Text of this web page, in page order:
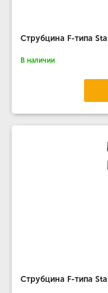
Струбцина F-типа
В наличии
Струбцина F-типа